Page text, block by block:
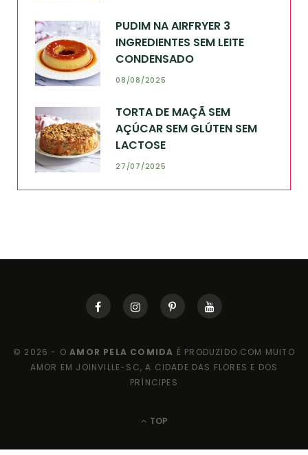
PUDIM NA AIRFRYER 3
INGREDIENTES SEM LEITE
CONDENSADO
08/08/2025
TORTA DE MAÇÃ SEM
AÇÚCAR SEM GLÚTEN SEM
LACTOSE
27/07/2025
© 2026 - OAMOR PELA COMIDA É PRODUZIDO COM MUITO
AMOR EM JOINVILLE-SC, A CIDADE DAS FLORES E DOS
PRÍNCIPES
TOP